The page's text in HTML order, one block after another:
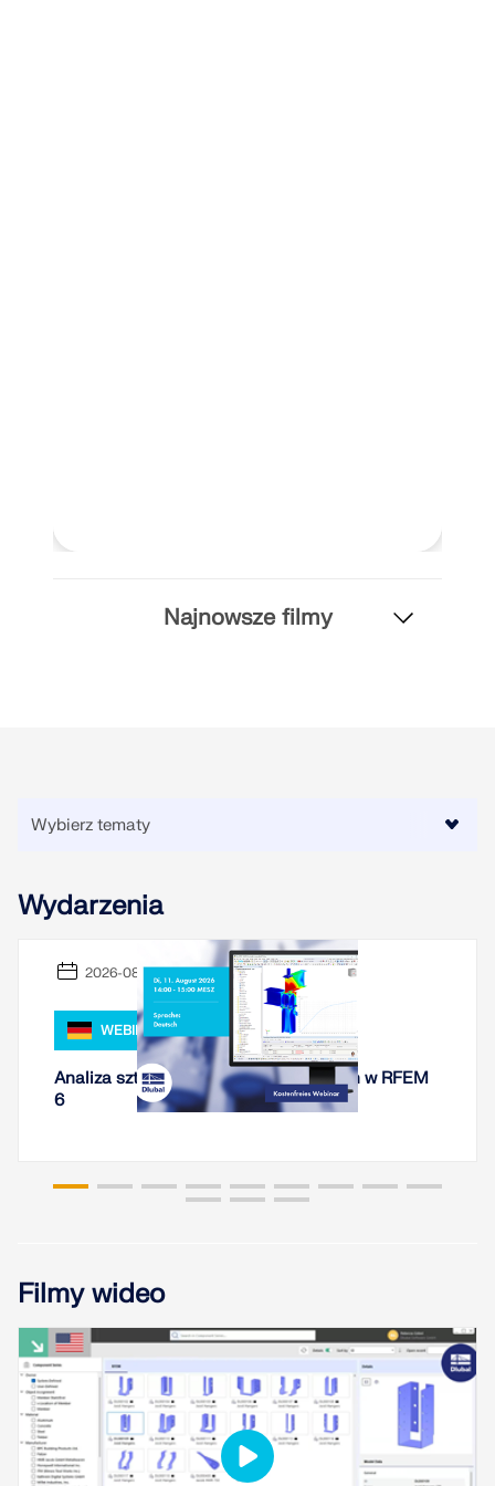
konstrukcyjnej.
Narzędzie Geo-Zone
Usługa online Dlubal zapewnia mapy stref do
szybkiego określania obciążeń śniegiem, wiatrem i
sejsmiką.
SPRAWDŹ STREFY OBCIĄŻEŃ
Przestarzałe produkty
Najnowsze filmy
Wydarzenia
2026-08-11
WEBINARIUM
Analiza sztywności połączeń stalowych w RFEM
6
Filmy wideo